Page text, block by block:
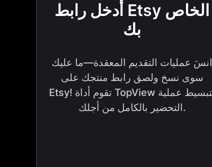
أدخل رابط Etsy الخاص
بك
انسَ عمليات التقديم المعقدة—ما عليك
سوى نسخ ولصق رابط منتجك على
Etsy! تقوم أداة TopView بتبسيط عملية
التحضير بالكامل من أجلك.